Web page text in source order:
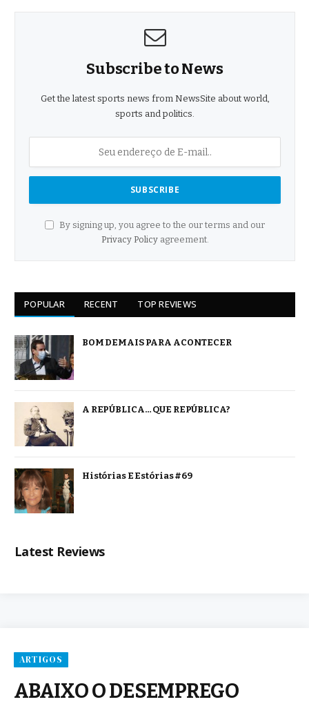
Subscribe to News
Get the latest sports news from NewsSite about world,
sports and politics.
By signing up, you agree to the our terms and our
Privacy Policyagreement.
POPULAR RECENT TOP REVIEWS
BOM DEMAIS PARA ACONTECER
A REPÚBLICA… QUE REPÚBLICA?
Histórias E Estórias #69
Latest Reviews
ARTIGOS
ABAIXO O DESEMPREGO